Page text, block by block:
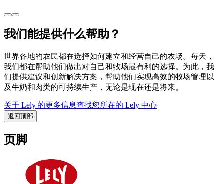
我们能提供什么帮助？
世界各地的农民都在选择如何建立和经营自己的农场。每天，
我们都在帮助他们做出对自己和牧场最有利的选择。为此，我
们提供建议和创新解决方案，帮助他们实现高效的牧场管理以
及牛奶和肉类的可持续生产，无论是现在还是将来。
关于 Lely 的更多信息查找您所在的 Lely 中心
返回顶部
页脚